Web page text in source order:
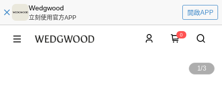
Wedgwood
立刻使用官方APP
開啟APP
0
1/3